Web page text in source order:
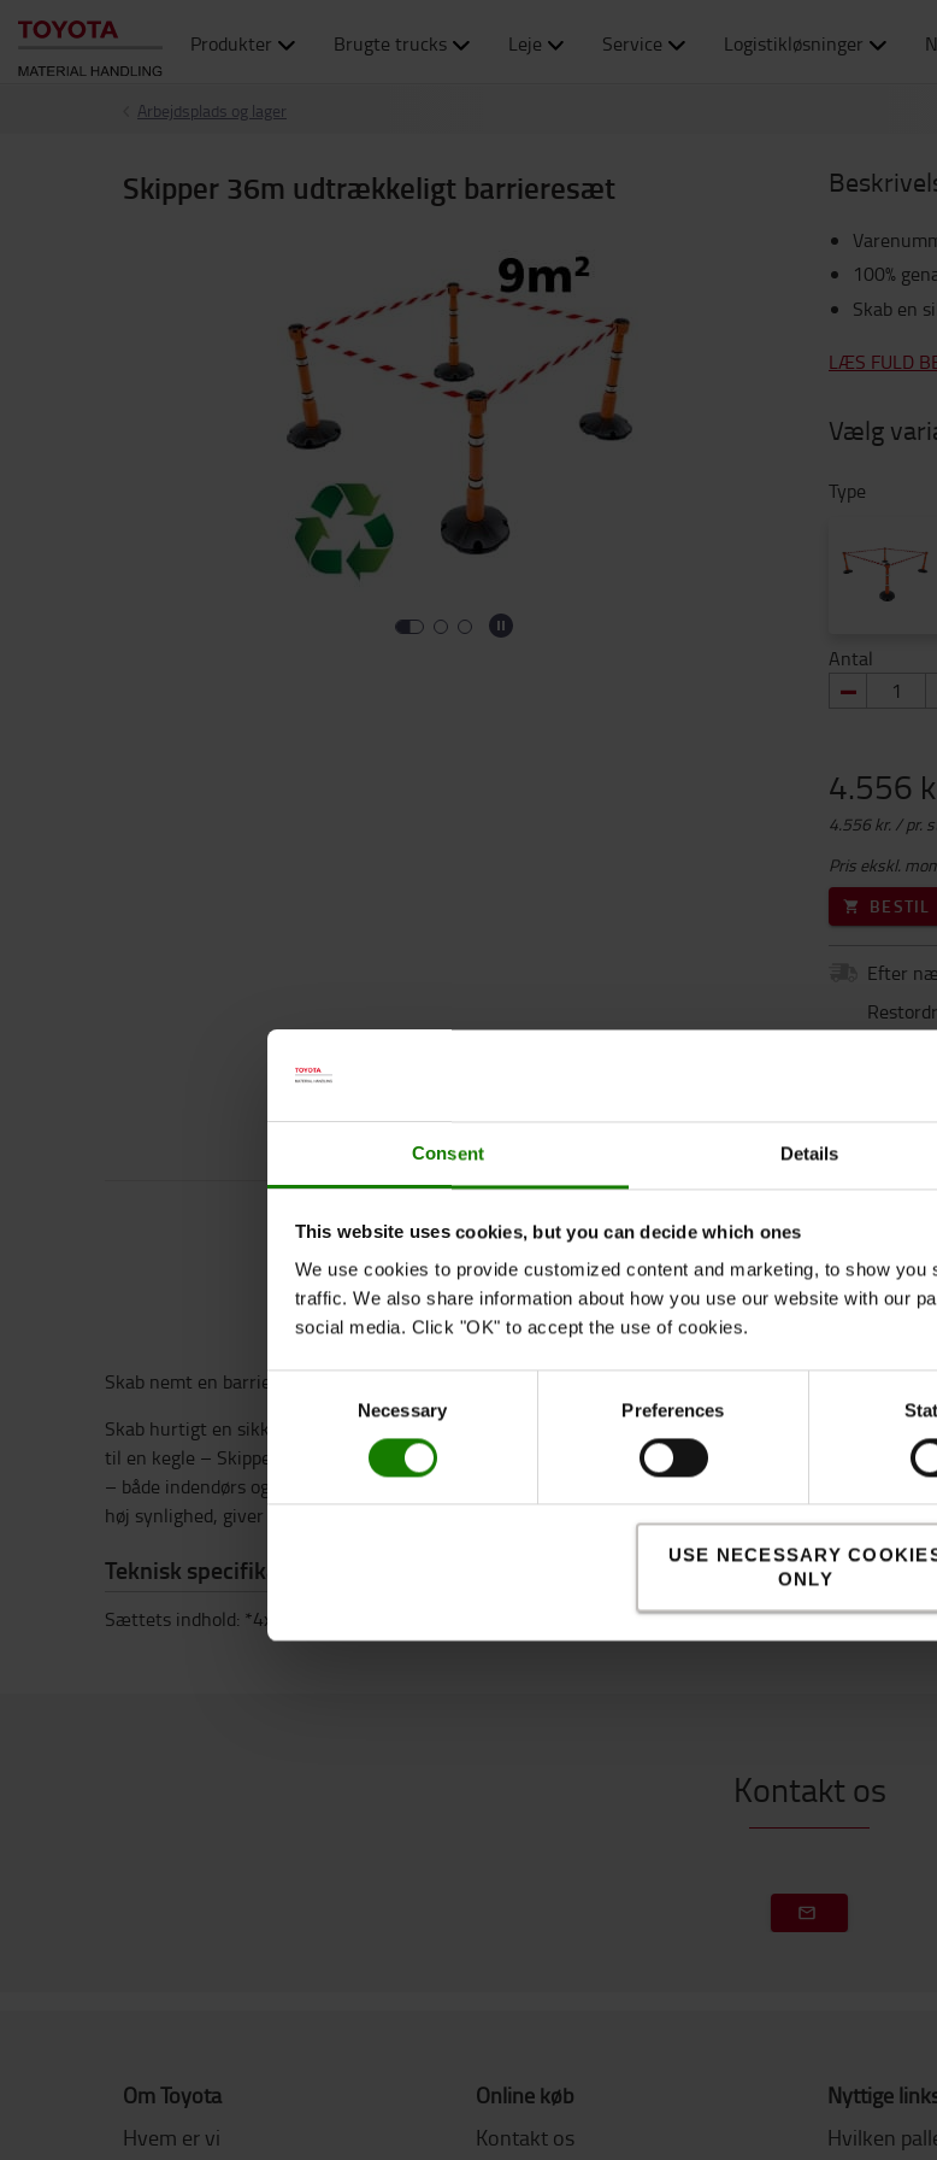
Consent Details
This website uses cookies, but you can decide which ones
We use cookies to provide customized content and marketing, to show
traffic. We also share information about how you use our website with our
social media. Click "OK" to accept the use of cookies.
Consent
Necessary Preferences
USE NECESSARY
ONLY
Produkter Brugte trucks Leje Service Logistikløsninger
Arbejdsplads og lager
Skipper 36m udtrækkeligt barrieresæt
100%
Skab en
LÆS FULD
Vælg
Type
Antal
4.556
4.556 kr. / pr.
Pris ekskl.
BESTIL
Efter
SPECIFIKATION
Specifikation
Skab nemt en barriere på op til 36 m med dette Skipper udtrækkelige kegletopsæt.
Skab hurtigt en sikker arbejdszone med dette Skipper udtrækkelige barrieresæt. Et godt alternativ
til en kegle – Skippers stolpe- og basesystem er let at samle og ser professionelt ud i ethvert miljø
– både indendørs og udendørs, og med hver Skipper-enhed, der indeholder 9 m (30′) stoftape med
høj synlighed, giver dette sæt dig op til 36m let installerbar barriere.
Teknisk specifikation
Sættets indhold: *4xSkipper stolpe og basesystem *4xSkipper enheder
Kontakt os
Om Toyota
Hvem er vi
Online køb
Kontakt os
Nyttige
Hvilken